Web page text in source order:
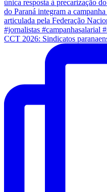
CCT 2026: Sindicatos